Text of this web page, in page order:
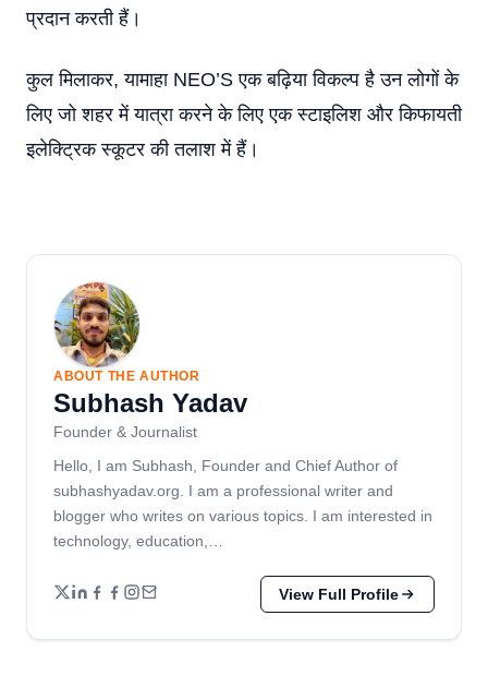
प्रदान करती हैं।
कुल मिलाकर, यामाहा NEO’S एक बढ़िया विकल्प है उन लोगों के
लिए जो शहर में यात्रा करने के लिए एक स्टाइलिश और किफायती
इलेक्ट्रिक स्कूटर की तलाश में हैं।
ABOUT THE AUTHOR
Subhash Yadav
Founder & Journalist
Hello, I am Subhash, Founder and Chief Author of
subhashyadav.org. I am a professional writer and
blogger who writes on various topics. I am interested in
technology, education,…
View Full Profile